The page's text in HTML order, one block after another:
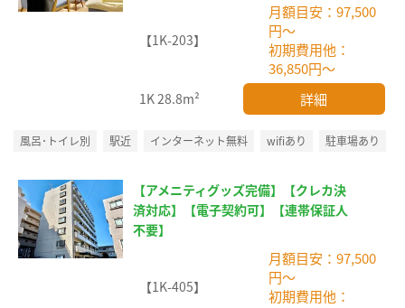
【1K-203】
月額目安：97,500
円～
初期費用他：
36,850円～
1K28.8m² 詳細
風呂･トイレ別 駅近 インターネット無料 wifiあり 駐車場あり
【アメニティグッズ完備】【クレカ決
済対応】【電子契約可】【連帯保証人
不要】
【1K-405】
月額目安：97,500
円～
初期費用他：